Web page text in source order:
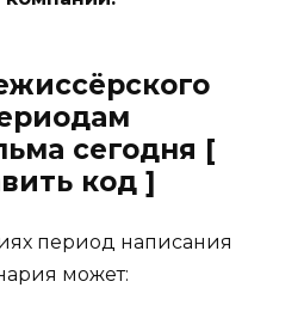
сегодня [
код ]
период написания
может: